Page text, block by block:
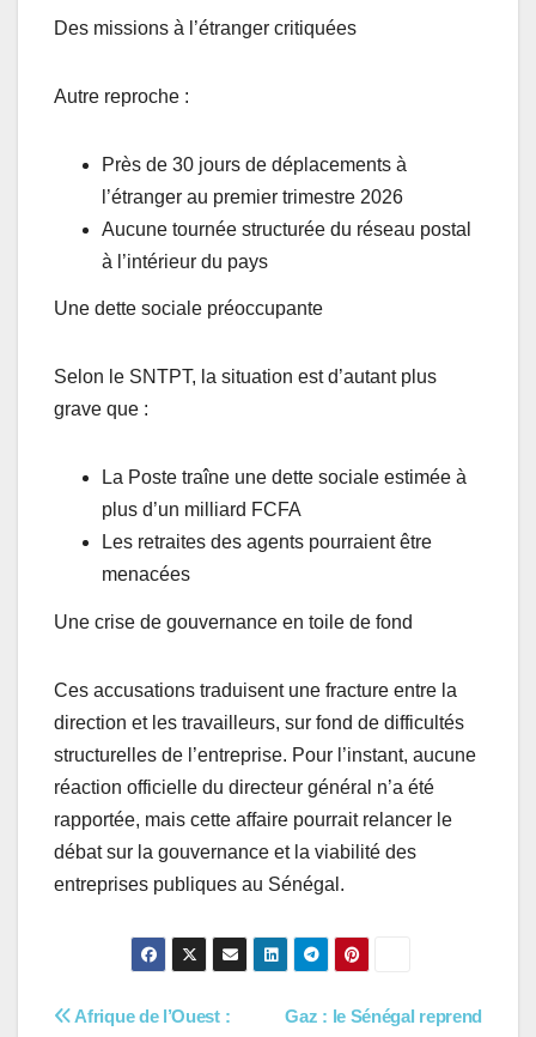
Des missions à l’étranger critiquées
Autre reproche :
Près de 30 jours de déplacements à
l’étranger au premier trimestre 2026
Aucune tournée structurée du réseau postal
à l’intérieur du pays
Une dette sociale préoccupante
Selon le SNTPT, la situation est d’autant plus
grave que :
La Poste traîne une dette sociale estimée à
plus d’un milliard FCFA
Les retraites des agents pourraient être
menacées
Une crise de gouvernance en toile de fond
Ces accusations traduisent une fracture entre la
direction et les travailleurs, sur fond de difficultés
structurelles de l’entreprise. Pour l’instant, aucune
réaction officielle du directeur général n’a été
rapportée, mais cette affaire pourrait relancer le
débat sur la gouvernance et la viabilité des
entreprises publiques au Sénégal.
Navigation
Gaz : le Sénégal reprend
Afrique de l’Ouest :